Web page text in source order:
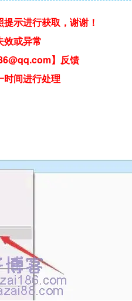
示进行获取，谢谢！
效或异常
】反馈
时间进行处理